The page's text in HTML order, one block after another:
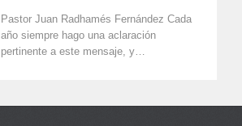
Pastor Juan Radhamés Fernández Cada
año siempre hago una aclaración
pertinente a este mensaje, y…